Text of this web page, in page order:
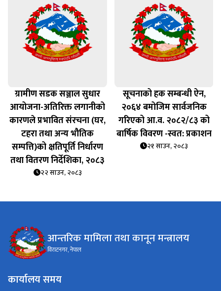
ग्रामीण सडक सञ्जाल सुधार
आयोजना-अतिरिक्त लगानीको
कारणले प्रभावित संरचना (घर,
टहरा तथा अन्य भौतिक
सम्पत्ति)को क्षतिपूर्ति निर्धारण
तथा वितरण निर्देशिका, २०८३
२२ साउन, २०८३
सूचनाको हक सम्बन्धी ऐन,
२०६४ बमोजिम सार्वजनिक
गरिएको आ.व. २०८२/८३ को
बार्षिक विवरण -स्वत: प्रकाशन
२१ साउन, २०८३
आन्तरिक मामिला तथा कानून मन्त्रालय
विराटनगर, नेपाल
कार्यालय समय